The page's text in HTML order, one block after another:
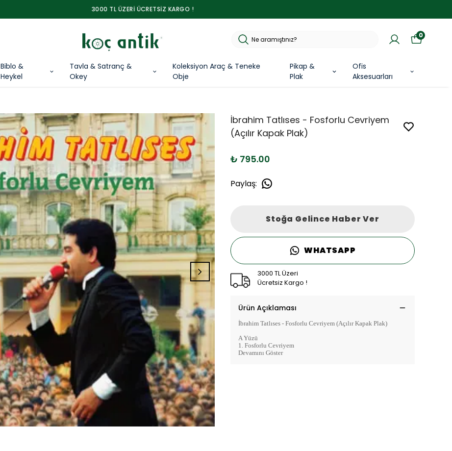
3000 TL ÜZERİ ÜCRETSİZ KARGO !
Biblo &
Heykel
Tavla & Satranç &
Okey
Koleksiyon Araç & Teneke
Obje
Pikap &
Plak
Ofis
Aksesuarları
0
İbrahim Tatlıses - Fosforlu Cevriyem
(Açılır Kapak Plak)
₺ 795.00
Paylaş:
Stoğa Gelince Haber Ver
WHATSAPP
3000 TL Üzeri
Ücretsiz Kargo !
Ürün Açıklaması
İbrahim Tatlıses - Fosforlu Cevriyem (Açılır Kapak Plak)
A Yüzü
1. Fosforlu Cevriyem
Devamını Göster